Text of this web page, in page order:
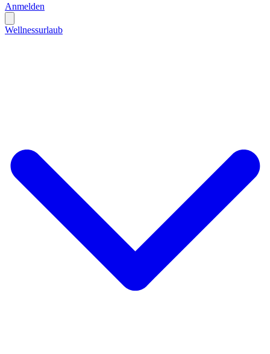
Anmelden
Wellnessurlaub